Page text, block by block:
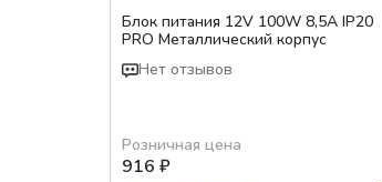
Блок питания 12V 100W 8,5A IP20
PRO Металлический корпус
Нет отзывов
Розничная цена
916 ₽